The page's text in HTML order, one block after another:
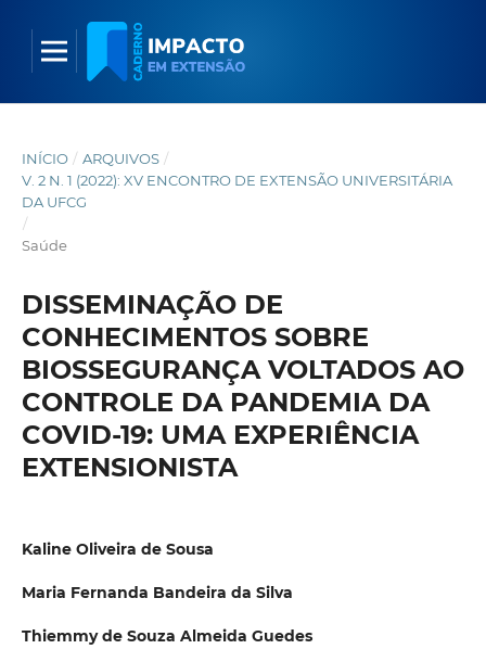
INÍCIO / ARQUIVOS /
V. 2 N. 1 (2022): XV ENCONTRO DE EXTENSÃO UNIVERSITÁRIA
DA UFCG
/
Saúde
DISSEMINAÇÃO DE
CONHECIMENTOS SOBRE
BIOSSEGURANÇA VOLTADOS AO
CONTROLE DA PANDEMIA DA
COVID-19: UMA EXPERIÊNCIA
EXTENSIONISTA
Kaline Oliveira de Sousa
Maria Fernanda Bandeira da Silva
Thiemmy de Souza Almeida Guedes